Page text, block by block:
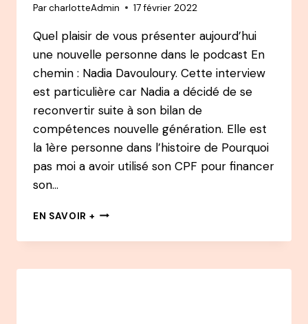
ParcharlotteAdmin 17 février 2022
Quel plaisir de vous présenter aujourd’hui
une nouvelle personne dans le podcast En
chemin : Nadia Davouloury. Cette interview
est particulière car Nadia a décidé de se
reconvertir suite à son bilan de
compétences nouvelle génération. Elle est
la 1ère personne dans l’histoire de Pourquoi
pas moi a avoir utilisé son CPF pour financer
son…
EN SAVOIR + EN
PODCAST
#